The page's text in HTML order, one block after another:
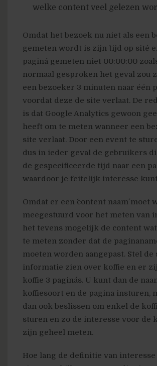
welke content veel gelezen
Omdat het bezoek nu niet als een
gemeten wordt is zijn ´tijd op site´
pagina´ gemeten niet 00:00:00
normaal gesproken het geval zou
een bezoeker 3 minuten naar één
voordat deze de site verlaat. De
is dat Google Analytics gewoon
heeft om te meten wanneer een
site verlaat. Door een event te
dus in ieder geval de gebruikers
de gespecificeerde tijd naar een
waardoor je feitelijk interesse
Omdat er een ´content naam´ moet
meegestuurd voor het meten van
het tevens mogelijk de content
te meten zonder dat de
moeten worden aangepast. Stel de
informatie zien over koffie en er
koffie 3 pagina´s. U kunt dan de
koffiesoort en de pagina insturen,
dan ook beslissen om enkel de
sturen en zo de interesse voor de
zijn geheel meten.
Hoe lang de definitie van